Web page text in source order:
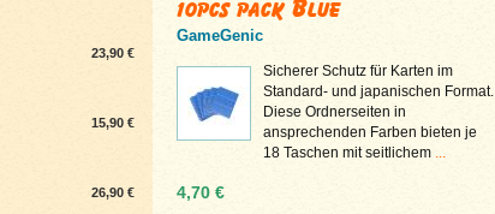
23,90 €
15,90 €
26,90 €
10pcs pack Blue
GameGenic
Sicherer Schutz für Karten im
Standard- und japanischen Format.
Diese Ordnerseiten in
ansprechenden Farben bieten je
18 Taschen mit seitlichem ...
4,70 €